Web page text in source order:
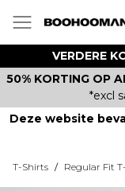
VERDERE
50% KORTING OP
*excl
Deze website
T-Shirts / Regular Fit